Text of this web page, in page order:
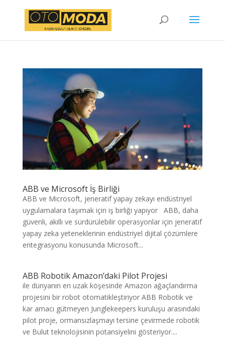
ABB ve Microsoft İş Birliği
ABB ve Microsoft, jeneratif yapay zekayı endüstriyel
uygulamalara taşımak için iş birliği yapıyor ABB, daha
güvenli, akıllı ve sürdürülebilir operasyonlar için jeneratif
yapay zeka yeteneklerinin endüstriyel dijital çözümlere
entegrasyonu konusunda Microsoft...
ABB Robotik Amazon’daki Pilot Projesi
ile dünyanın en uzak köşesinde Amazon ağaçlandırma
projesini bir robot otomatikleştiriyor ABB Robotik ve
kar amacı gütmeyen Junglekeepers kuruluşu arasındaki
pilot proje, ormansızlaşmayı tersine çevirmede robotik
ve Bulut teknolojisinin potansiyelini gösteriyor....